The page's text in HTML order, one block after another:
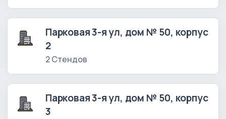
Парковая 3-я ул, дом № 50, корпус
2
2 Стендов
Парковая 3-я ул, дом № 50, корпус
3